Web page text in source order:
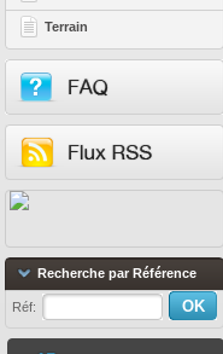
Terrain
Recherche par Référence
Réf: